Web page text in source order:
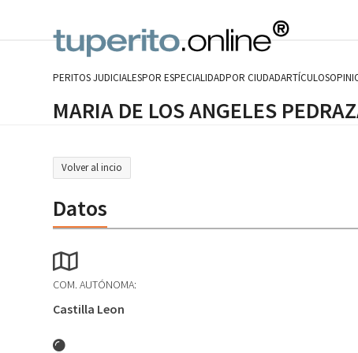
PERITOS JUDICIALESPOR ESPECIALIDADPOR CIUDADARTÍCULOS
MARIA DE LOS ANGELES
Volver al incio
Datos
COM. AUTÓNOMA:
Castilla Leon